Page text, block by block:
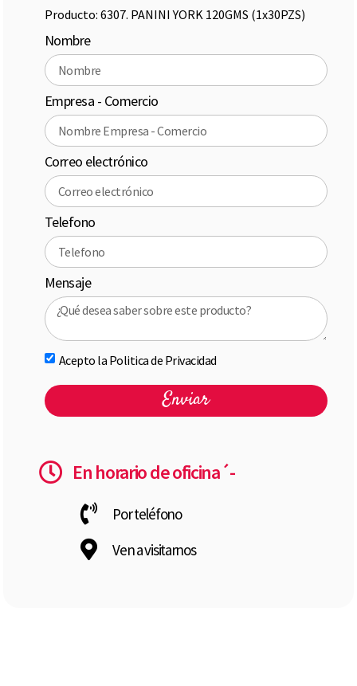
Producto: 6307. PANINI YORK 120GMS (1x30PZS)
Nombre
Empresa - Comercio
Correo electrónico
Telefono
Mensaje
Acepto la Politica de Privacidad
Enviar
En horario de oficina´-
Por teléfono
Ven a visitarnos